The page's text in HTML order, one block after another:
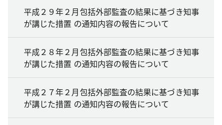
平成２９年２月包括外部監査の結果に基づき知事
が講じた措置 の通知内容の報告について
平成２８年２月包括外部監査の結果に基づき知事
が講じた措置 の通知内容の報告について
平成２７年２月包括外部監査の結果に基づき知事
が講じた措置 の通知内容の報告について